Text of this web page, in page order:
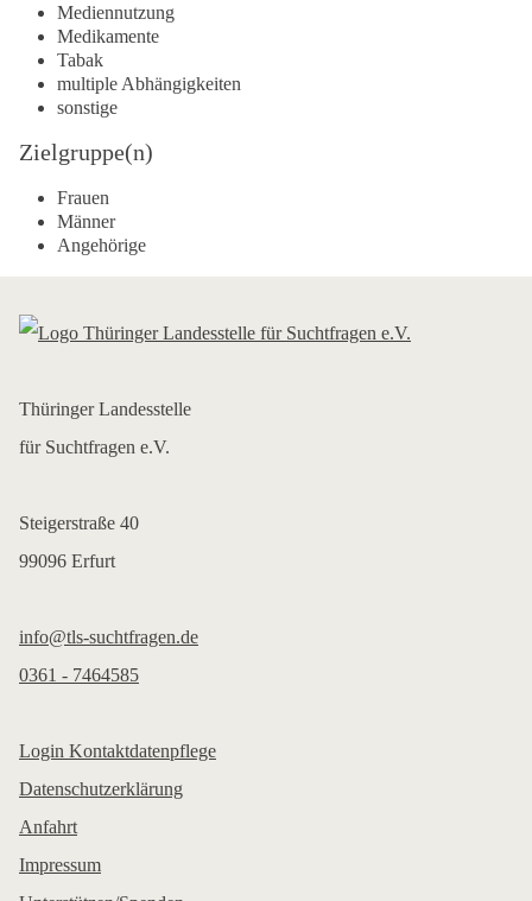
Mediennutzung
Medikamente
Tabak
multiple Abhängigkeiten
sonstige
Zielgruppe(n)
Frauen
Männer
Angehörige
Thüringer Landesstelle
für Suchtfragen e.V.
Steigerstraße 40
99096 Erfurt
info@tls-suchtfragen.de
0361 - 7464585
Login Kontaktdatenpflege
Datenschutzerklärung
Anfahrt
Impressum